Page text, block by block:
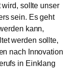
sollte unser
sein. Es geht
kann,
werden sollte,
nach Innovation
in Einklang